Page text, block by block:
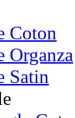
Coton
Organza
Satin